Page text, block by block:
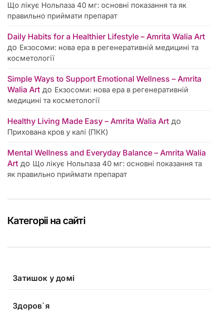
Що лікує Нольпаза 40 мг: основні показання та як
правильно приймати препарат
Daily Habits for a Healthier Lifestyle – Amrita Walia Art
до Екзосоми: нова ера в регенеративній медицині та
косметології
Simple Ways to Support Emotional Wellness – Amrita
Walia Art до Екзосоми: нова ера в регенеративній
медицині та косметології
Healthy Living Made Easy – Amrita Walia Art до
Прихована кров у калі (ПКК)
Mental Wellness and Everyday Balance – Amrita Walia
Art до Що лікує Нольпаза 40 мг: основні показання та
як правильно приймати препарат
Категоріі на сайті
Затишок у домі
Здоров`я